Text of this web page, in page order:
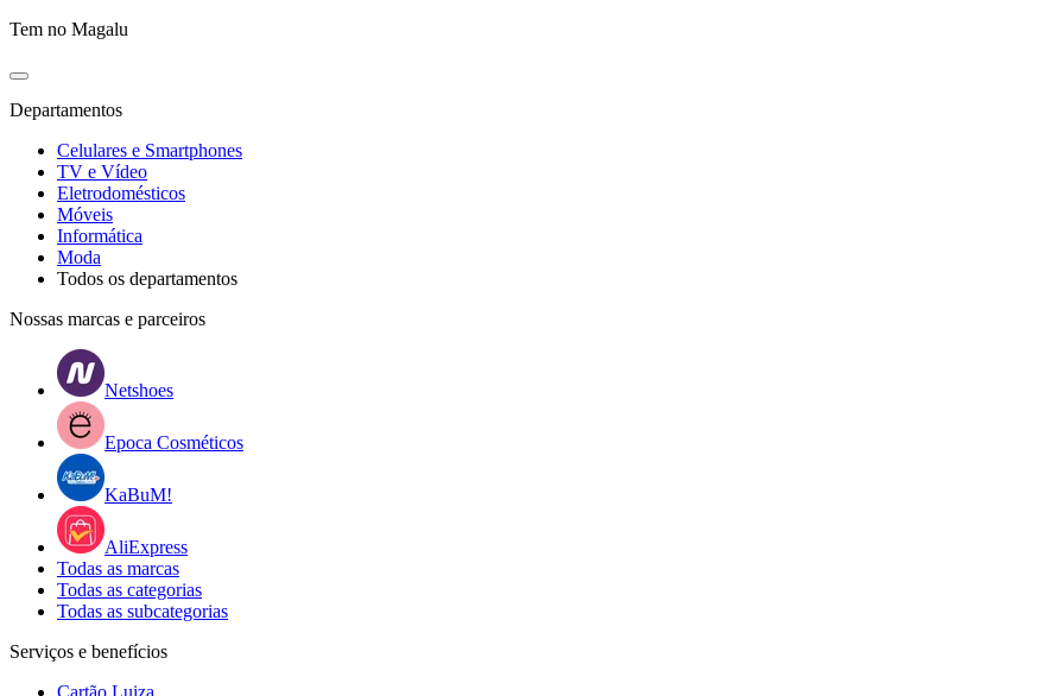
Tem no Magalu
Departamentos
Celulares e Smartphones
TV e Vídeo
Eletrodomésticos
Móveis
Informática
Moda
Todos os departamentos
Nossas marcas e parceiros
Netshoes
Epoca Cosméticos
KaBuM!
AliExpress
Todas as marcas
Todas as categorias
Todas as subcategorias
Serviços e benefícios
Cartão Luiza